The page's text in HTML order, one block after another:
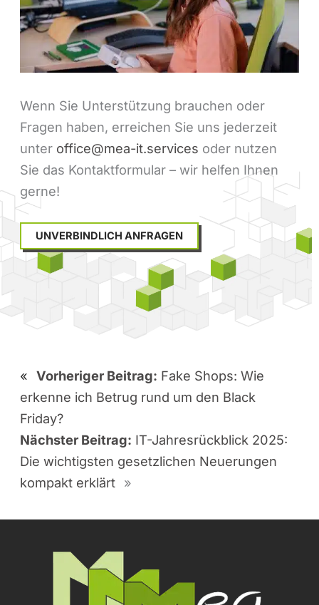
Wenn Sie Unterstützung brauchen oder
Fragen haben, erreichen Sie uns jederzeit
unter office@mea-it.services oder nutzen
Sie das Kontaktformular – wir helfen Ihnen
gerne!
UNVERBINDLICH ANFRAGEN
« Vorheriger Beitrag: Fake Shops: Wie
erkenne ich Betrug rund um den Black
Friday?
Nächster Beitrag: IT-Jahresrückblick 2025:
Die wichtigsten gesetzlichen Neuerungen
kompakt erklärt »